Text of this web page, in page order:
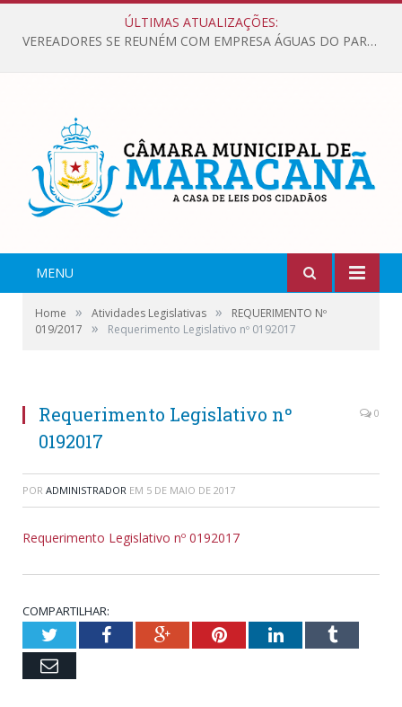
ÚLTIMAS ATUALIZAÇÕES:
VEREADORES SE REUNÉM COM EMPRESA ÁGUAS DO PARÁ, PARA APRESENTAR REIVINDICAÇÕES E MELHORIAS NA QUALIDADE DOS SERVIÇOS OFERECIDOS Á POPULAÇÃO.
MENU
Home » Atividades Legislativas »
REQUERIMENTO Nº
019/2017
» Requerimento Legislativo nº 0192017
Requerimento Legislativo nº
0192017
0
POR ADMINISTRADOR EM 5 DE MAIO DE 2017
Requerimento Legislativo nº 0192017
COMPARTILHAR:
TwitterFacebookGoogle+PinterestLinkedInTumblr
Email